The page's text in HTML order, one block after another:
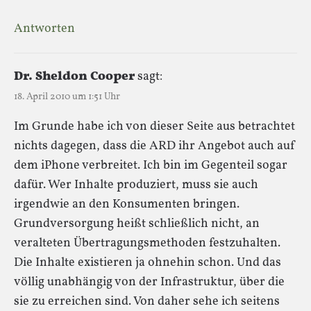
Antworten
Dr. Sheldon Coopersagt:
18. April 2010 um 1:51 Uhr
Im Grunde habe ich von dieser Seite aus betrachtet
nichts dagegen, dass die ARD ihr Angebot auch auf
dem iPhone verbreitet. Ich bin im Gegenteil sogar
dafür. Wer Inhalte produziert, muss sie auch
irgendwie an den Konsumenten bringen.
Grundversorgung heißt schließlich nicht, an
veralteten Übertragungsmethoden festzuhalten.
Die Inhalte existieren ja ohnehin schon. Und das
völlig unabhängig von der Infrastruktur, über die
sie zu erreichen sind. Von daher sehe ich seitens